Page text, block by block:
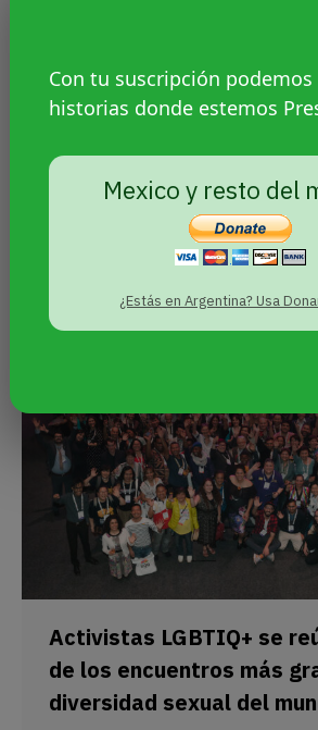
Con tu suscripción
historias donde estemos
Mexico y resto del
¿Estás en Argentina? Usa
travestis, trans y no
El ámbito educativo es aún un
exclusión para las
experiencias de estudiantes y
Argentina, México y
Activistas LGBTIQ+ se
de los encuentros más
diversidad sexual del